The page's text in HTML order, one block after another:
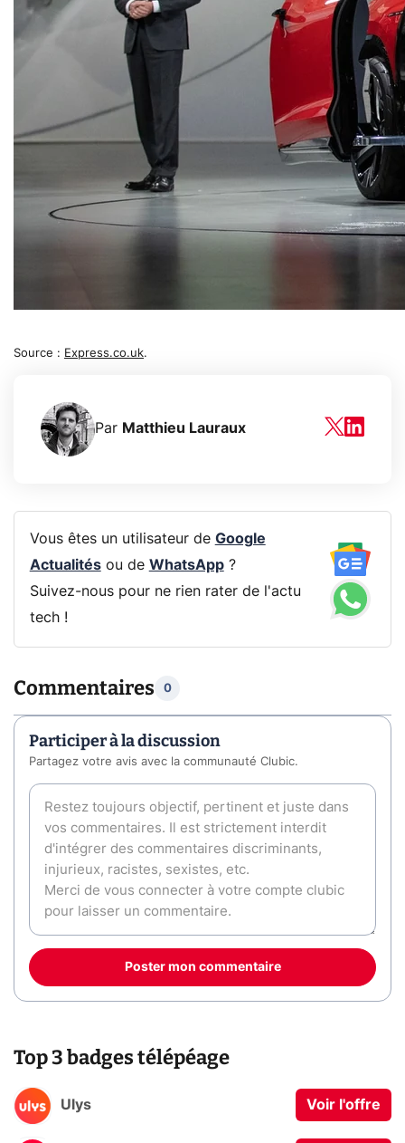
Source : Express.co.uk.
Par Matthieu Lauraux
Vous êtes un utilisateur de Google
Actualitésou de WhatsApp?
Suivez-nous pour ne rien rater de l'actu
tech !
Commentaires 0
Participer à la discussion
Partagez votre avis avec la communauté Clubic.
Poster mon commentaire
Top 3 badges télépéage
Ulys Voir l'offre